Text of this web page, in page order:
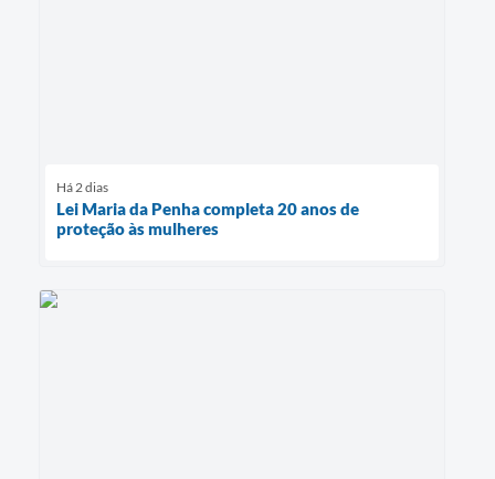
Há 2 dias
Lei Maria da Penha completa 20 anos de
proteção às mulheres